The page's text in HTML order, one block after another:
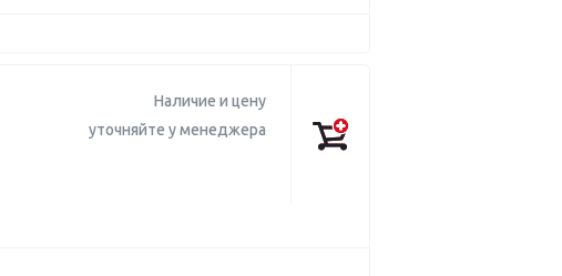
Наличие и цену
уточняйте у менеджера